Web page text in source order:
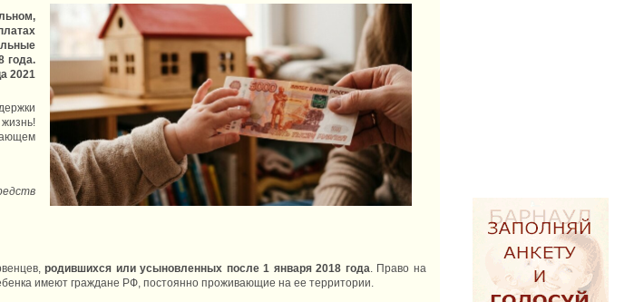
года.
2021
родившихся или усыновленных после 1 января 2018 года. Право на
имеют граждане РФ, постоянно проживающие на ее территории.